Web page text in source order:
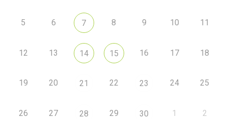
5 6 7 8 9 10 11
12 13 14 15 16 17 18
19 20 21 22 23 24 25
26 27 28 29 30 1 2